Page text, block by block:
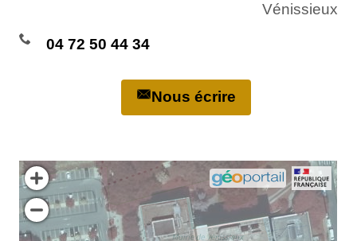
Vénissieux
04 72 50 44 34
Nous écrire